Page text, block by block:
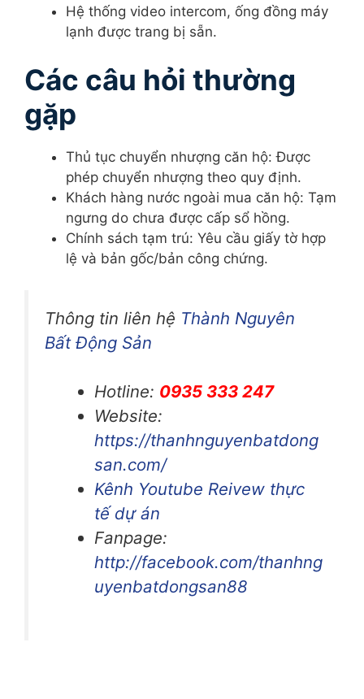
Hệ thống video intercom, ống đồng máy
lạnh được trang bị sẵn.
Các câu hỏi thường
gặp
Thủ tục chuyển nhượng căn hộ: Được
phép chuyển nhượng theo quy định.
Khách hàng nước ngoài mua căn hộ: Tạm
ngưng do chưa được cấp sổ hồng.
Chính sách tạm trú: Yêu cầu giấy tờ hợp
lệ và bản gốc/bản công chứng.
Thông tin liên hệ Thành Nguyên
Bất Động Sản
Hotline: 0935 333 247
Website:
https://thanhnguyenbatdong
san.com/
Kênh Youtube Reivew thực
tế dự án
Fanpage:
http://facebook.com/thanhng
uyenbatdongsan88